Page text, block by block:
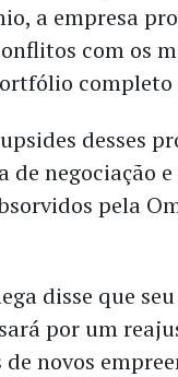
a empresa
com os
desses
de negociação
pela
disse que
por um
novos